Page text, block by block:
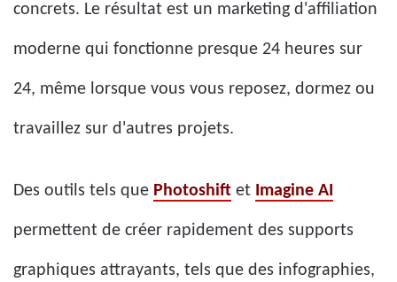
concrets. Le résultat est un marketing d'affiliation
moderne qui fonctionne presque 24 heures sur
24, même lorsque vous vous reposez, dormez ou
travaillez sur d'autres projets.
Des outils tels que Photoshift et Imagine AI
permettent de créer rapidement des supports
graphiques attrayants, tels que des infographies,